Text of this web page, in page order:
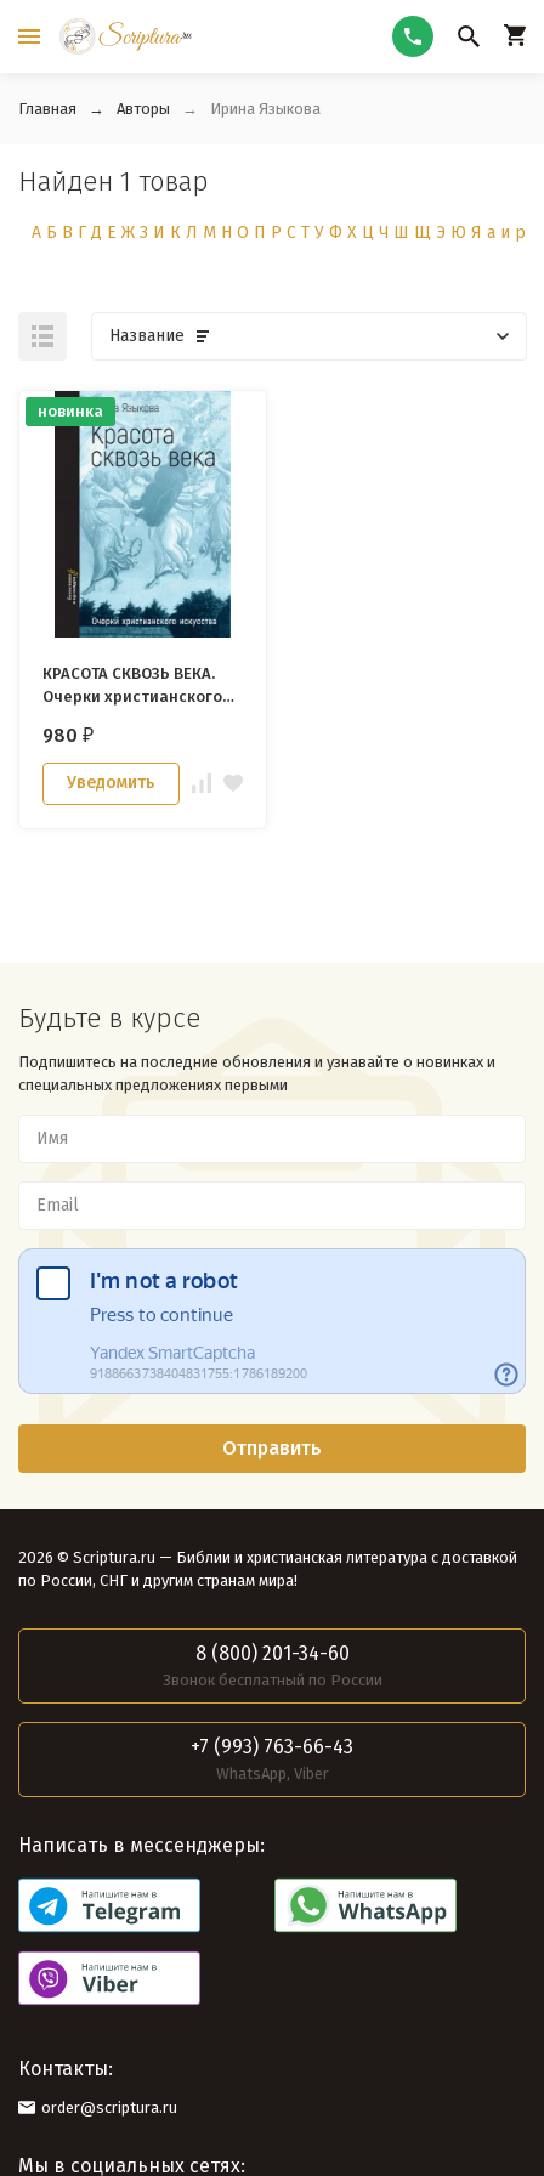
Главная Авторы Ирина Языкова
Найден 1 товар
А Б В Г Д Е Ж З И К Л М Н О П Р С Т У Ф Х Ц Ч Ш Щ Э Ю Я а и р
Название
новинка
КРАСОТА СКВОЗЬ ВЕКА.
Очерки христианского
Языкова
980₽
Уведомить
Будьте в курсе
Подпишитесь на последние обновления и узнавайте о новинках и
специальных предложениях первыми
2026 © Scriptura.ru — Библии и христианская литература с доставкой
по России, СНГ и другим странам мира!
8 (800) 201-34-60
Звонок бесплатный по России
+7 (993) 763-66-43
WhatsApp, Viber
Написать в мессенджеры:
Контакты:
order@scriptura.ru
Мы в социальных сетях: